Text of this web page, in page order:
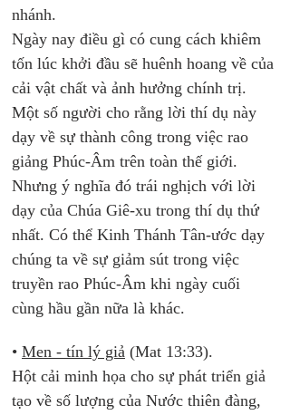
nhánh.
Ngày nay điều gì có cung cách khiêm
tốn lúc khởi đầu sẽ huênh hoang về của
cải vật chất và ảnh hưởng chính trị.
Một số người cho rằng lời thí dụ này
dạy về sự thành công trong việc rao
giảng Phúc-Âm trên toàn thế giới.
Nhưng ý nghĩa đó trái nghịch với lời
dạy của Chúa Giê-xu trong thí dụ thứ
nhất. Có thể Kinh Thánh Tân-ước dạy
chúng ta về sự giảm sút trong việc
truyền rao Phúc-Âm khi ngày cuối
cùng hầu gần nữa là khác.
• Men - tín lý giả (Mat 13:33).
Hột cải minh họa cho sự phát triển giả
tạo về số lượng của Nước thiên đàng,